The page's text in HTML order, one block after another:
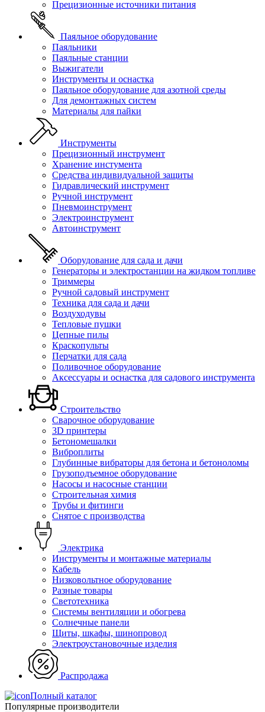
Прецизионные источники питания
Паяльное оборудование
Паяльники
Паяльные станции
Выжигатели
Инструменты и оснастка
Паяльное оборудование для азотной среды
Для демонтажных систем
Материалы для пайки
Инструменты
Прецизионный инструмент
Хранение инстумента
Средства индивидуальной защиты
Гидравлический инструмент
Ручной инструмент
Пневмоинструмент
Электроинструмент
Автоинструмент
Оборудование для сада и дачи
Генераторы и электростанции на жидком топливе
Триммеры
Ручной садовый инструмент
Техника для сада и дачи
Воздуходувы
Тепловые пушки
Цепные пилы
Краскопульты
Перчатки для сада
Поливочное оборудование
Аксессуары и оснастка для садового инструмента
Строительство
Сварочное оборудование
3D принтеры
Бетономешалки
Виброплиты
Глубинные вибраторы для бетона и бетоноломы
Грузоподъемное оборудование
Насосы и насосные станции
Строительная химия
Трубы и фитинги
Снятое с производства
Электрика
Инструменты и монтажные материалы
Кабель
Низковольтное оборудование
Разные товары
Светотехника
Системы вентиляции и обогрева
Солнечные панели
Щиты, шкафы, шинопровод
Электроустановочные изделия
Распродажа
Полный каталог
Популярные производители